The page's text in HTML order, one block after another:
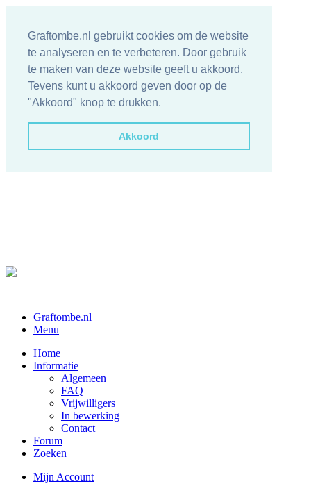
Graftombe.nl gebruikt cookies om de website
te analyseren en te verbeteren. Door gebruik
te maken van deze website geeft u akkoord.
Tevens kunt u akkoord geven door op de
"Akkoord" knop te drukken.
Akkoord
Graftombe.nl
Menu
Home
Informatie
Algemeen
FAQ
Vrijwilligers
In bewerking
Contact
Forum
Zoeken
Mijn Account